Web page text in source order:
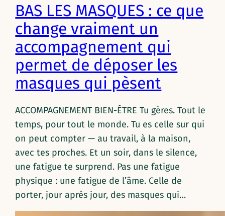
BAS LES MASQUES : ce que
change vraiment un
accompagnement qui
permet de déposer les
masques qui pèsent
ACCOMPAGNEMENT BIEN-ÊTRE Tu gères. Tout le
temps, pour tout le monde. Tu es celle sur qui
on peut compter — au travail, à la maison,
avec tes proches. Et un soir, dans le silence,
une fatigue te surprend. Pas une fatigue
physique : une fatigue de l’âme. Celle de
porter, jour après jour, des masques qui…